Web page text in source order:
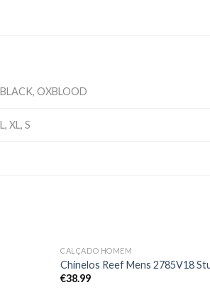
BLACK, OXBLOOD
L, XL, S
aos
CALÇADO HOMEM
Chinelos Reef Mens 2785V18
€38.99